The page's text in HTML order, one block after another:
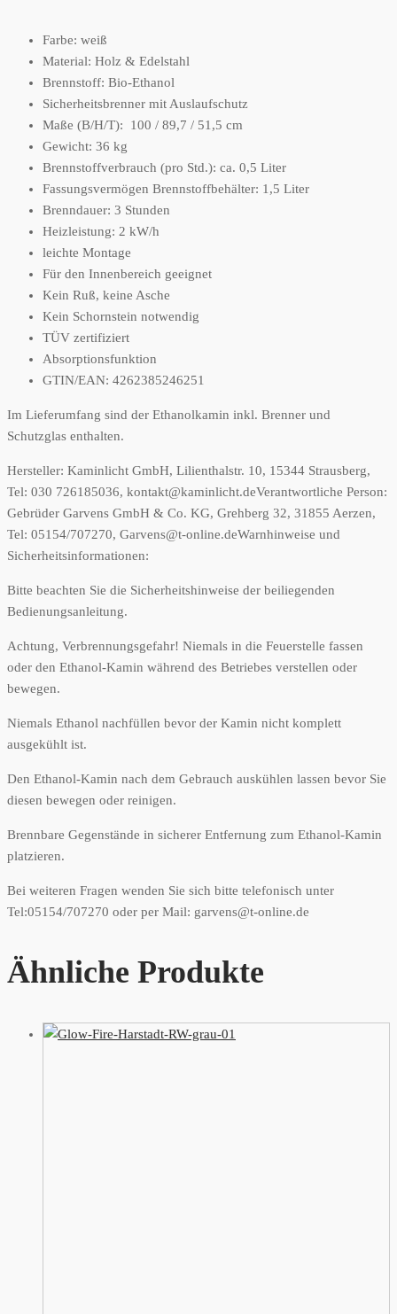
Farbe: weiß
Material: Holz & Edelstahl
Brennstoff: Bio-Ethanol
Sicherheitsbrenner mit Auslaufschutz
Maße (B/H/T): 100 / 89,7 / 51,5 cm
Gewicht: 36 kg
Brennstoffverbrauch (pro Std.): ca. 0,5 Liter
Fassungsvermögen Brennstoffbehälter: 1,5 Liter
Brenndauer: 3 Stunden
Heizleistung: 2 kW/h
leichte Montage
Für den Innenbereich geeignet
Kein Ruß, keine Asche
Kein Schornstein notwendig
TÜV zertifiziert
Absorptionsfunktion
GTIN/EAN: 4262385246251
Im Lieferumfang sind der Ethanolkamin inkl. Brenner und
Schutzglas enthalten.
Hersteller: Kaminlicht GmbH, Lilienthalstr. 10, 15344 Strausberg,
Tel: 030 726185036, kontakt@kaminlicht.deVerantwortliche Person:
Gebrüder Garvens GmbH & Co. KG, Grehberg 32, 31855 Aerzen,
Tel: 05154/707270, Garvens@t-online.deWarnhinweise und
Sicherheitsinformationen:
Bitte beachten Sie die Sicherheitshinweise der beiliegenden
Bedienungsanleitung.
Achtung, Verbrennungsgefahr! Niemals in die Feuerstelle fassen
oder den Ethanol-Kamin während des Betriebes verstellen oder
bewegen.
Niemals Ethanol nachfüllen bevor der Kamin nicht komplett
ausgekühlt ist.
Den Ethanol-Kamin nach dem Gebrauch auskühlen lassen bevor Sie
diesen bewegen oder reinigen.
Brennbare Gegenstände in sicherer Entfernung zum Ethanol-Kamin
platzieren.
Bei weiteren Fragen wenden Sie sich bitte telefonisch unter
Tel:05154/707270 oder per Mail: garvens@t-online.de
Ähnliche Produkte